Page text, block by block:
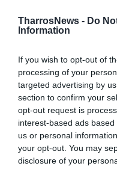
TharrosNews - Do
Information
If you wish to opt-out of
processing of your
targeted advertising by
section to confirm your
opt-out request is
interest-based ads
us or personal
your opt-out. You may
disclosure of your
Αναμνηστικά
συντελεστές από τον
TAGS:
ΔΙΕΘΝΕΣ ΝΕΑΝΙΚΟ
ΑΡΧΑΙΑ ΜΕΣΣΗΝΗ
Facebook